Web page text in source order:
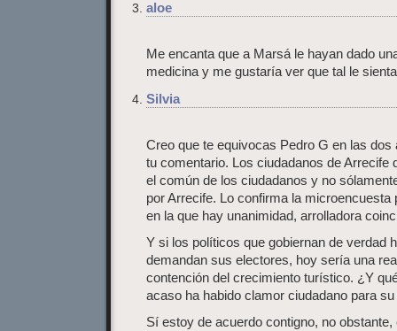
aloe
Me encanta que a Marsá le hayan dado
medicina y me gustaría ver que tal le
Silvia
Creo que te equivocas Pedro G en las
tu comentario. Los ciudadanos de Arrecife
el común de los ciudadanos y no
por Arrecife. Lo confirma la microencuesta
en la que hay unanimidad, arrolladora
Y si los políticos que gobiernan de verdad
demandan sus electores, hoy sería una
contención del crecimiento turístico. ¿Y
acaso ha habido clamor ciudadano para
Sí estoy de acuerdo contigno, no